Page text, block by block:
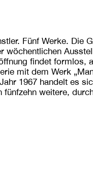
Fünf Werke. Die
wöchentlichen
findet formlos,
mit dem Werk
1967 handelt es
fünfzehn weitere,